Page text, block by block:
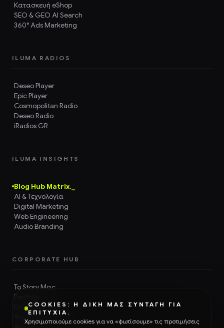
Κατασκευή eShop
SEO & GEO AI Search
360° Ads Marketing
ILUMA RADIOS
Deseo Player
Epic Player
Cosmopolitan Radio
Deseo Radio
iRadios GR
ILUMA INSIGHTS
Blog Hub Matrix._
AI & Τεχνολογία
Digital Marketing
Web Engineering
Audio Branding
CORPORATE HUB
Το Story Μας
Portfolio
Επικοινωνία
Υποστήριξη
COOKIES: Η ΔΙΚΉ ΜΑΣ ΣΥΝΤΑΓΉ ΓΙΑ
ΕΠΙΤΥΧΊΑ.
Χρησιμοποιούμε cookies για να «φωτίσουμε» τις προτιμήσεις